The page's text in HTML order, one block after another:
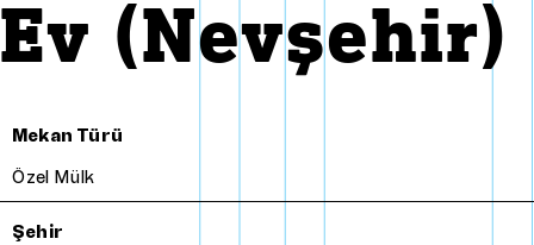
Ev (Nevşehir)
Mekan Türü
Özel Mülk
Şehir